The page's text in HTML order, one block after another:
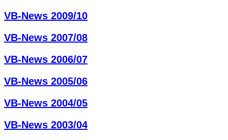
VB-News 2009/10
VB-News 2007/08
VB-News 2006/07
VB-News 2005/06
VB-News 2004/05
VB-News 2003/04